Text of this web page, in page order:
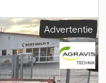
steunwiel,
volledig chassis,
hydraulische
instelling van de
Dcodpfxjzmb E Es
Advertentie